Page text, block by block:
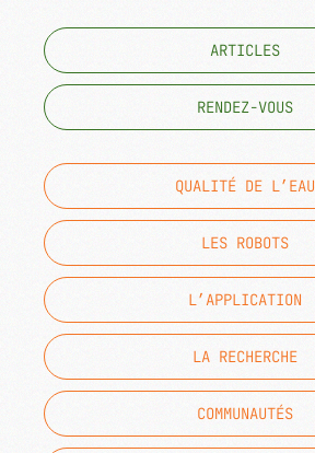
ARTICLES
RENDEZ-VOUS
QUALITÉ DE L’EAU
LES ROBOTS
L’APPLICATION
LA RECHERCHE
COMMUNAUTÉS